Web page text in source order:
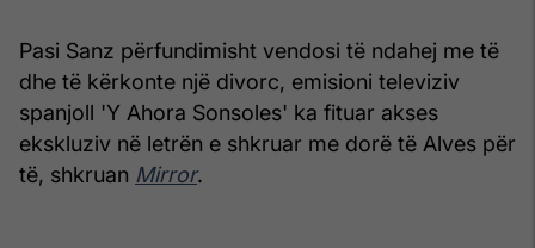
Pasi Sanz përfundimisht vendosi të ndahej me të
dhe të kërkonte një divorc, emisioni televiziv
spanjoll 'Y Ahora Sonsoles' ka fituar akses
ekskluziv në letrën e shkruar me dorë të Alves për
të, shkruan Mirror.